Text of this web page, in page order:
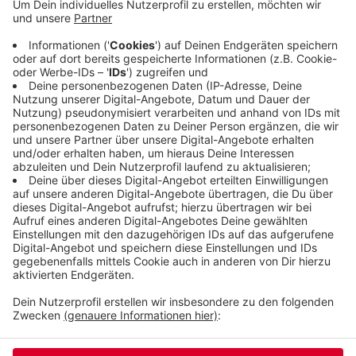
über 34. Mehr Stau gibt es nur auf der A40
Autobahn mit den meisten Staus. Auch die A1
zwischen Köln und Dortmund, die über Wuppertal
führt, gehört zu den zehn Autobahnen, die am
häufigsten verstopft sind.
Veröffentlicht:Montag, 28.12.2020 15:08
Anzeige
Anzeige